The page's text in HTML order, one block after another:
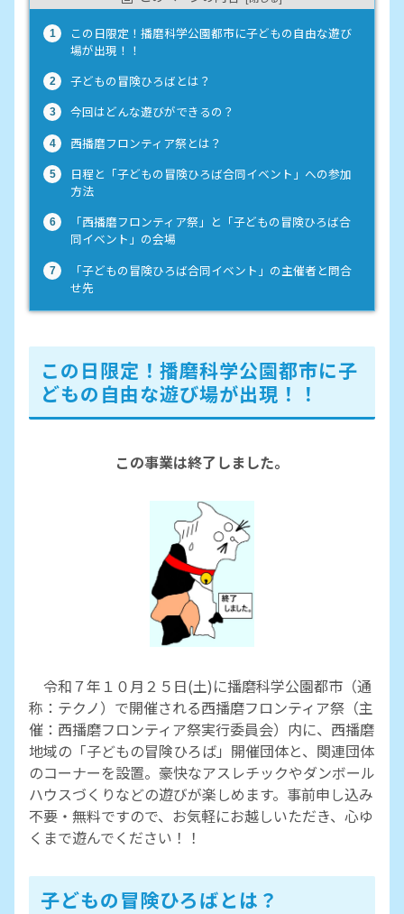
この日限定！播磨科学公園都市に子どもの自由な遊び
場が出現！！
子どもの冒険ひろばとは？
今回はどんな遊びができるの？
西播磨フロンティア祭とは？
日程と「子どもの冒険ひろば合同イベント」への参加
方法
「西播磨フロンティア祭」と「子どもの冒険ひろば合
同イベント」の会場
「子どもの冒険ひろば合同イベント」の主催者と問合
せ先
この日限定！播磨科学公園都市に子
どもの自由な遊び場が出現！！
この事業は終了しました。
令和７年１０月２５日(土)に播磨科学公園都市（通
称：テクノ）で開催される西播磨フロンティア祭（主
催：西播磨フロンティア祭実行委員会）内に、西播磨
地域の「子どもの冒険ひろば」開催団体と、関連団体
のコーナーを設置。豪快なアスレチックやダンボール
ハウスづくりなどの遊びが楽しめます。事前申し込み
不要・無料ですので、お気軽にお越しいただき、心ゆ
くまで遊んでください！！
子どもの冒険ひろばとは？